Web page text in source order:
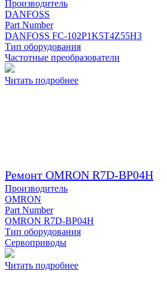
Производитель
DANFOSS
Part Number
DANFOSS FC-102P1K5T4Z55H3
Тип оборудования
Частотные преобразователи
Читать подробнее
Ремонт OMRON R7D-BP04H
Производитель
OMRON
Part Number
OMRON R7D-BP04H
Тип оборудования
Сервоприводы
Читать подробнее